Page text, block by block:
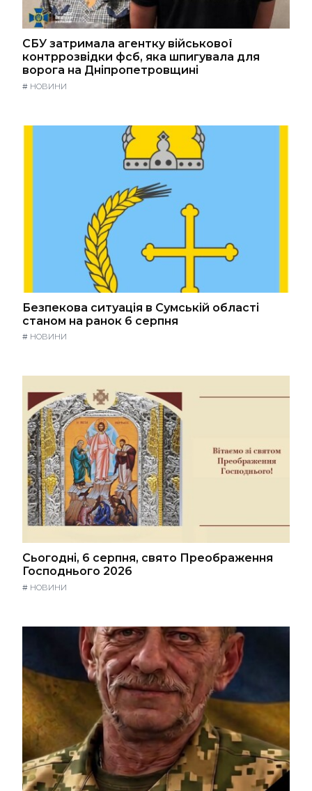
СБУ затримала агентку військової
контррозвідки фсб, яка шпигувала для
ворога на Дніпропетровщині
# НОВИНИ
Безпекова ситуація в Сумській області
станом на ранок 6 серпня
# НОВИНИ
Сьогодні, 6 серпня, свято Преображення
Господнього 2026
# НОВИНИ